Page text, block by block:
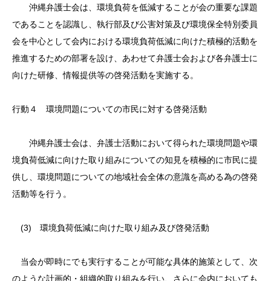
沖縄弁護士会は、環境負荷を低減することが会の重要な課題
であることを認識し、執行部及び公害対策及び環境保全特別委員
会を中心として会内における環境負荷低減に向けた積極的活動を
推進するための部署を設け、あわせて弁護士会および各弁護士に
向けた研修、情報提供等の啓発活動を実施する。
行動４ 環境問題についての市民に対する啓発活動
沖縄弁護士会は、弁護士活動において得られた環境問題や環
境負荷低減に向けた取り組みについての知見を積極的に市民に提
供し、環境問題についての地域社会全体の意識を高める為の啓発
活動等を行う。
(3) 環境負荷低減に向けた取り組み及び啓発活動
当会が即時にでも実行することが可能な具体的施策として、次
のような計画的・組織的取り組みを行い、さらに会内においても